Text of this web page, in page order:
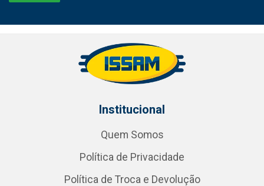
Institucional
Quem Somos
Política de Privacidade
Política de Troca e Devolução